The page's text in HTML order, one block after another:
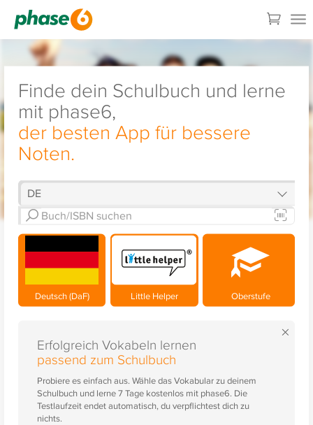
Finde dein Schulbuch und lerne
mit phase6,
der besten App für bessere
Noten.
Deutsch (DaF) Little Helper Oberstufe
×
Erfolgreich Vokabeln lernen
passend zum Schulbuch
Probiere es einfach aus. Wähle das Vokabular zu deinem
Schulbuch und lerne 7 Tage kostenlos mit phase6. Die
Testlaufzeit endet automatisch, du verpflichtest dich zu
nichts.